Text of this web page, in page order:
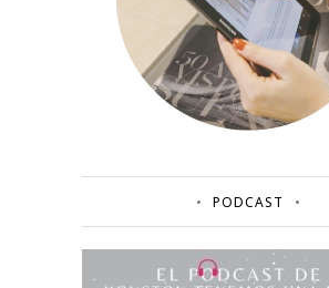
PODCAST